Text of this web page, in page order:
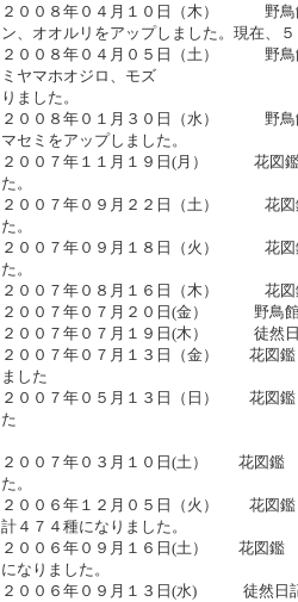
２００８年０４月１０日（木） 野鳥館
ン、オオルリをアップしました。現在、５
２００８年０４月０５日（土） 野鳥館
ミヤマホオジロ、モズ
りました。
２００８年０１月３０日（水） 野鳥館
マセミをアップしました。
２００７年１１月１９日(月） 花図鑑
た。
２００７年０９月２２日（土） 花図鑑
た。
２００７年０９月１８日（火） 花図鑑
た。
２００７年０８月１６日（木） 花図
２００７年０７月２０日(金） 野鳥館
２００７年０７月１９日(木） 徒然日
２００７年０７月１３日（金） 花図鑑
ました
２００７年０５月１３日（日） 花図鑑
た
２００７年０３月１０日(土） 花図鑑
た。
２００６年１２月０５日（火） 花図鑑
計４７４種になりました。
２００６年０９月１６日(土） 花図鑑
になりました。
２００６年０９月１３日(水) 徒然日